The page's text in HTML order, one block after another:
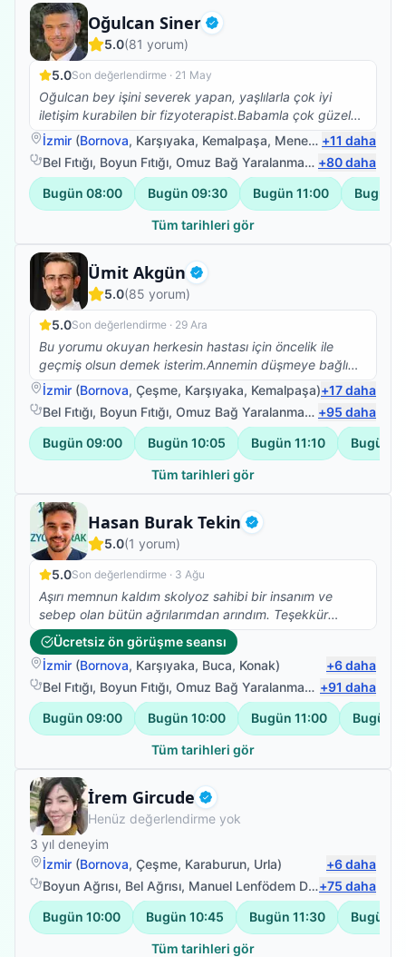
Oğulcan Siner Doğrulanmış
Fizyoterapist
5.0(81 yorum)
5.0Son değerlendirme · 21 May
Oğulcan bey işini severek yapan, yaşlılarla çok iyi
iletişim kurabilen bir fizyoterapist.Babamla çok güzel
ilgilendi.Kendisine çok teşekkür ederim.☺️
İzmir (Bornova, Karşıyaka, Kemalpaşa, Menemen )
+11 daha
Bel Fıtığı, Boyun Fıtığı, Omuz Bağ Yaralanması ,Protez
+80daha
Bugün 08:00 Bugün 09:30 Bugün 11:00 Bugün
Tüm tarihleri gör
Ümit Akgün Doğrulanmış
Fizyoterapist
5.0(85 yorum)
5.0Son değerlendirme · 29 Ara
Bu yorumu okuyan herkesin hastası için öncelik ile
geçmiş olsun demek isterim.Annemin düşmeye bağlı
beyin kanaması sonrası vücudunun sol tarafına
felç.oldu bu süreçte Ümit bey ile yolumuz buluştu ve
annem yaşına farklı kronik rahatsızlığına rağmen
yürüdü ve vücudunu kullabanilir hale geldi.Bunun için
teşekkür edemem yetmez,sanırım hastası olan 10
kişiye sorsak 50 si kendisi için içinden gelen yüm
yaşanmıyor tüm aile fertlerimiz bu süreçten
etkileniyor.İşte Ümit bey bunu başarıyor bizim ile
birlikte olmayı aileden biri olmayı ,o zamanda meslek
bilgisi ve insani değerleri ile başarılı oluyor.Kendisi
gerek nezaketi gerek iş tutuşu gerek değerleri ile
saygımızı sevgimizi kazandı.TEŞEKKÜRLER Ümit bey
tüm değerleriniz için emeğinize,yüreğinize sağlık.
İzmir (Bornova, Çeşme, Karşıyaka, Kemalpaşa)+17daha
Bel Fıtığı, Boyun Fıtığı, Omuz Bağ Yaralanması ,Protez
+95 daha
Bugün 09:00 Bugün 10:05 Bugün 11:10 Bugün
Tüm tarihleri gör
Hasan Burak Tekin Doğrulanmış
Fizyoterapist
5.0(1 yorum)
5.0Son değerlendirme · 3 Ağu
Aşırı memnun kaldım skolyoz sahibi bir insanım ve
sebep olan bütün ağrılarımdan arındım. Teşekkür
ederim Burak Bey
Ücretsiz ön görüşme seansı
İzmir (Bornova, Karşıyaka, Buca, Konak) +6daha
Bel Fıtığı, Boyun Fıtığı, Omuz Bağ Yaralanması ,Protez
+91 daha
Bugün 09:00 Bugün 10:00 Bugün 11:00 Bugün
Tüm tarihleri gör
İrem Gircude Doğrulanmış
Fizyoterapist
Henüz değerlendirme yok
3 yıl deneyim
İzmir (Bornova, Çeşme, Karaburun, Urla) +6daha
Boyun Ağrısı, Bel Ağrısı, Manuel Lenfödem Drenajı ,Pediatrik
+75 daha
Bugün 10:00 Bugün 10:45 Bugün 11:30 Bugün
Tüm tarihleri gör